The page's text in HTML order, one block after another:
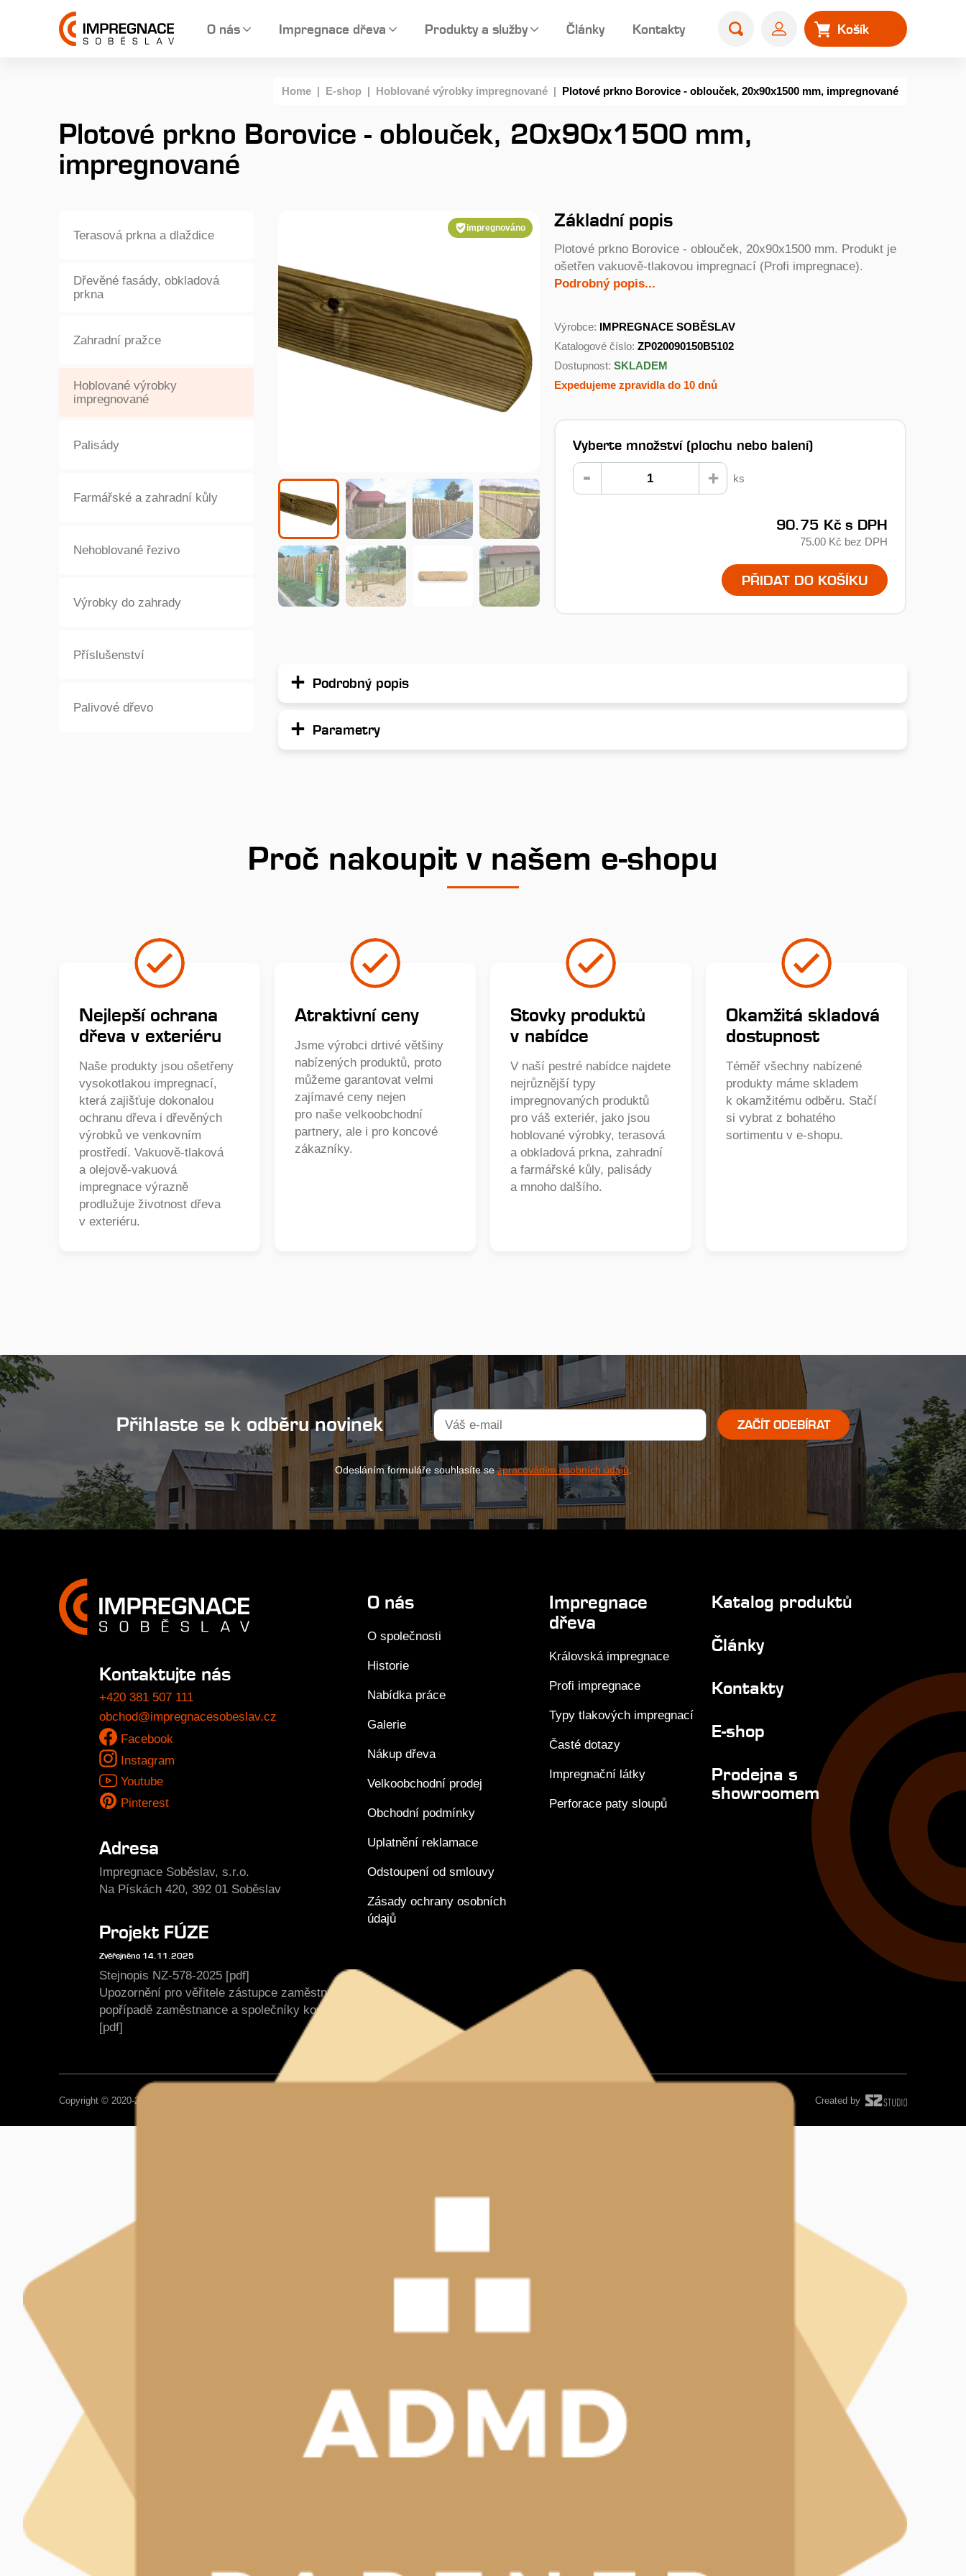
O nás Impregnace dřeva Produkty a služby Články Kontakty Košík
Home | E-shop | Hoblované výrobky impregnované | Plotové prkno Borovice - oblouček, 20x90x1500 mm, impregnované
Plotové prkno Borovice - oblouček, 20x90x1500 mm,
impregnované
Terasová prkna a dlaždice
Dřevěné fasády, obkladová
prkna
Zahradní pražce
Hoblované výrobky
impregnované
Palisády
Farmářské a zahradní kůly
Nehoblované řezivo
Výrobky do zahrady
Příslušenství
Palivové dřevo
impregnováno Základní popis
Plotové prkno Borovice - oblouček, 20x90x1500 mm. Produkt je
ošetřen vakuově-tlakovou impregnací (Profi impregnace).
Podrobný popis...
Výrobce: IMPREGNACE SOBĚSLAV
Katalogové číslo:ZP020090150B5102
Dostupnost:SKLADEM
Expedujeme zpravidla do 10 dnů
Vyberte množství (plochu nebo balení)
ks
90.75 Kč s DPH
75.00 Kč bez DPH
PŘIDAT DO KOŠÍKU
Podrobný popis
Parametry
Proč nakoupit v našem e-shopu
Nejlepší ochrana
dřeva v exteriéru
Naše produkty jsou ošetřeny
vysokotlakou impregnací,
která zajišťuje dokonalou
ochranu dřeva i dřevěných
výrobků ve venkovním
prostředí. Vakuově-tlaková
a olejově-vakuová
impregnace výrazně
prodlužuje životnost dřeva
v exteriéru.
Atraktivní ceny
Jsme výrobci drtivé většiny
nabízených produktů, proto
můžeme garantovat velmi
zajímavé ceny nejen
pro naše velkoobchodní
partnery, ale i pro koncové
zákazníky.
Stovky produktů
v nabídce
V naší pestré nabídce najdete
nejrůznější typy
impregnovaných produktů
pro váš exteriér, jako jsou
hoblované výrobky, terasová
a obkladová prkna, zahradní
a farmářské kůly, palisády
a mnoho dalšího.
Okamžitá skladová
dostupnost
Téměř všechny nabízené
produkty máme skladem
k okamžitému odběru. Stačí
si vybrat z bohatého
sortimentu v e-shopu.
Přihlaste se k odběru novinek ZAČÍT ODEBÍRAT
Odesláním formuláře souhlasíte sezpracováním osobních údajů
Kontaktujte nás
+420 381 507 111
obchod@impregnacesobeslav.cz
Facebook
Instagram
Youtube
Pinterest
Adresa
Impregnace Soběslav, s.r.o.
Na Pískách 420, 392 01 Soběslav
Projekt FÚZE
Zvěřejněno 14.11.2025
Stejnopis NZ-578-2025 [pdf]
Upozornění pro věřitele zástupce zaměstnanců
popřípadě zaměstnance a společníky konverze
[pdf]
O nás
O společnosti
Historie
Nabídka práce
Galerie
Nákup dřeva
Velkoobchodní prodej
Obchodní podmínky
Uplatnění reklamace
Odstoupení od smlouvy
Zásady ochrany osobních
údajů
Impregnace
dřeva
Královská impregnace
Profi impregnace
Typy tlakových impregnací
Časté dotazy
Impregnační látky
Perforace paty sloupů
Katalog produktů
Články
Kontakty
E-shop
Prodejna s
showroomem
Copyright © 2020-2026, Impregnace Soběslav, Všechna práva vyhrazena. Created by